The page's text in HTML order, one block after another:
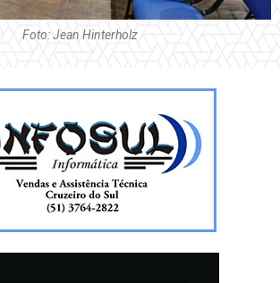
Foto: Jean Hinterholz